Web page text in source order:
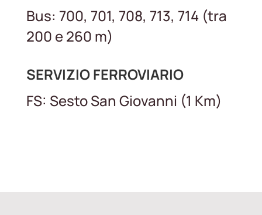
Bus: 700, 701, 708, 713, 714 (tra
200 e 260 m)
SERVIZIO FERROVIARIO
FS: Sesto San Giovanni (1 Km)